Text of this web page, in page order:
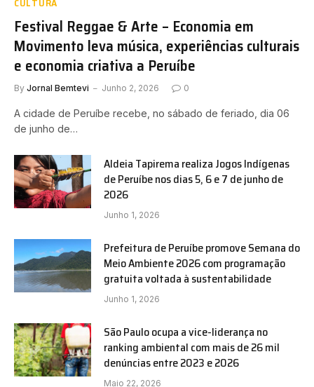
Festival Reggae & Arte – Economia em
Movimento leva música, experiências culturais
e economia criativa a Peruíbe
By Jornal Bemtevi Junho 2, 2026 0
A cidade de Peruíbe recebe, no sábado de feriado, dia 06
de junho de…
Aldeia Tapirema realiza Jogos Indígenas
de Peruíbe nos dias 5, 6 e 7 de junho de
2026
Junho 1, 2026
Prefeitura de Peruíbe promove Semana do
Meio Ambiente 2026 com programação
gratuita voltada à sustentabilidade
Junho 1, 2026
São Paulo ocupa a vice-liderança no
ranking ambiental com mais de 26 mil
denúncias entre 2023 e 2026
Maio 22, 2026